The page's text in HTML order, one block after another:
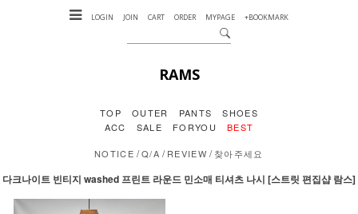
LOGIN JOIN CART ORDER MYPAGE +BOOKMARK
RAMS
TOP OUTER PANTS
SHOES
ACC
SALE FORYOU BEST
NOTICE /Q/A /REVIEW /찾아주세요
다크나이트 빈티지 washed 프린트 라운드 민소매 티셔츠 나시 [스트릿 편집샵 람스]